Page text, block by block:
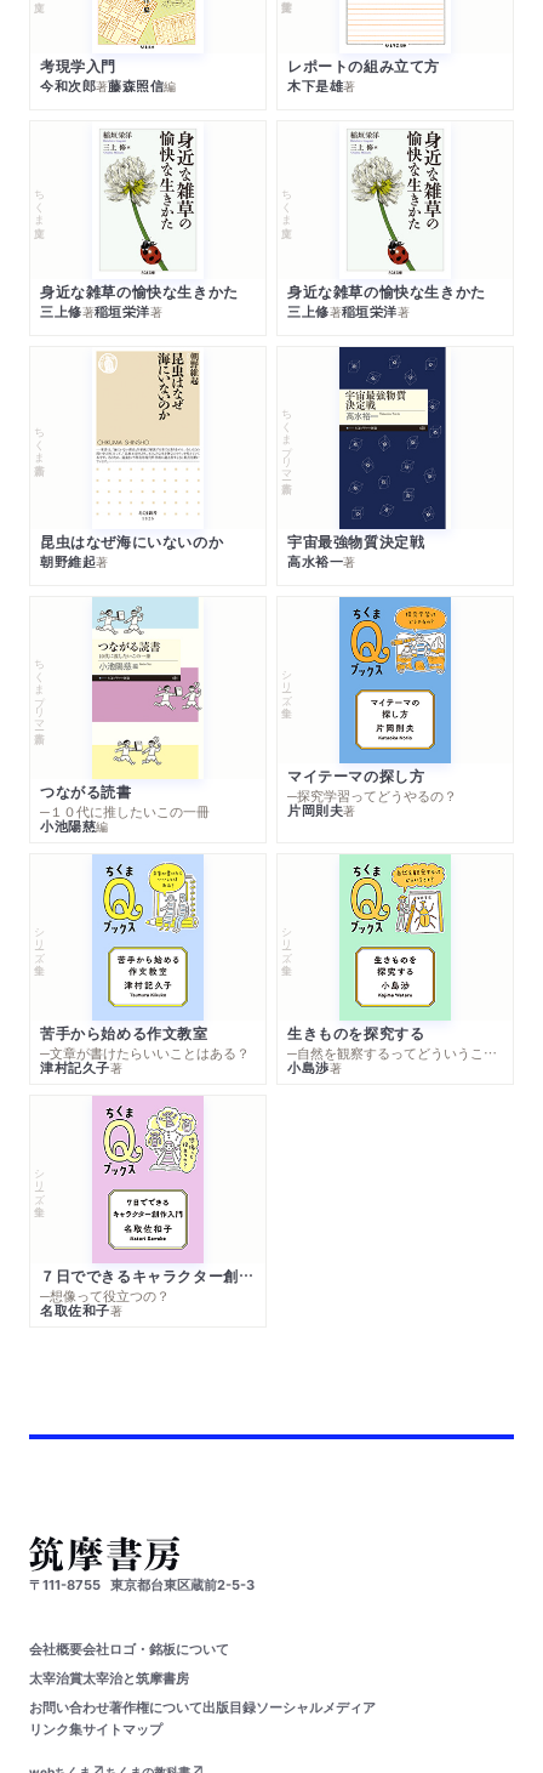
考現学入門
今和次郎著藤森照信編
レポートの組み立て方
木下是雄著
ちくま文庫
身近な雑草の愉快な生きかた
三上修著稲垣栄洋著
ちくま文庫
身近な雑草の愉快な生きかた
三上修著稲垣栄洋著
ちくま新書
昆虫はなぜ海にいないのか
朝野維起著
ちくまプリマー新書
宇宙最強物質決定戦
高水裕一著
ちくまプリマー新書
つながる読書
─１０代に推したいこの一冊
小池陽慈編
シリーズ・全集
マイテーマの探し方
─探究学習ってどうやるの？
片岡則夫著
シリーズ・全集
苦手から始める作文教室
─文章が書けたらいいことはある？
津村記久子著
シリーズ・全集
生きものを探究する
─自然を観察するってどういうこと？
小島渉著
シリーズ・全集
７日でできるキャラクター創作入門
─想像って役立つの？
名取佐和子著
〒111-8755 東京都台東区蔵前2-5-3
会社概要会社ロゴ・銘板について
太宰治賞太宰治と筑摩書房
お問い合わせ著作権について出版目録ソーシャルメディア
リンク集サイトマップ